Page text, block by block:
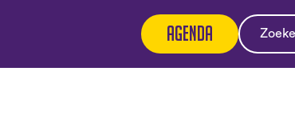
Agenda